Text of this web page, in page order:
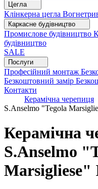
Цегла
Клінкерна цегла
Каркасне будівництво
Промислове будівництво
будівництво
SALE
Послуги
Професійний монтаж
Безкоштовний замір
Контакти
Керамічна черепиця
S.Anselmo "Tegola
Керамічна
S.Anselmo
Marsigliese"